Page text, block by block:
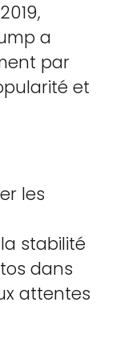
a
par
et
les
stabilité
dans
attentes